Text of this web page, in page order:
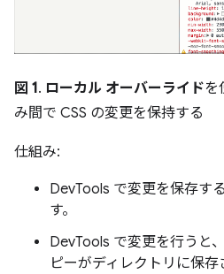
図 1. ローカル オーバーライドを
み間で CSS の変更を保持する
仕組み:
DevTools で変更を保存す
す。
DevTools で変更を行うと
ピーがディレクトリに保存